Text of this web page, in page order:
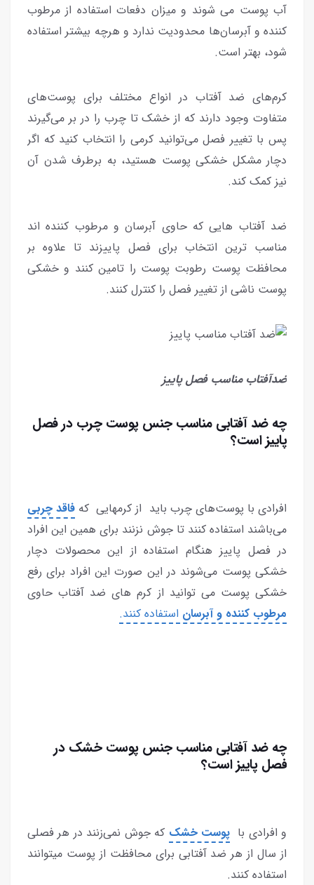
آب پوست می شوند و میزان دفعات استفاده از مرطوب
کننده و آبرسان‌ها محدودیت ندارد و هرچه بیشتر استفاده
شود، بهتر است.
کرم‌های ضد آفتاب در انواع مختلف برای پوست‌های
متفاوت وجود دارند که از خشک تا چرب را در بر می‌گیرند
پس با تغییر فصل می‌توانید کرمی را انتخاب کنید که اگر
دچار مشکل خشکی پوست هستید، به برطرف شدن آن
نیز کمک کند.
ضد آفتاب هایی که حاوی آبرسان و مرطوب کننده اند
مناسب ترین انتخاب برای فصل پاییزند تا علاوه بر
محافظت پوست رطوبت پوست را تامین کنند و خشکی
پوست ناشی از تغییر فصل را کنترل کنند.
ضدآفتاب مناسب فصل پاییز
چه ضد آفتابی مناسب جنس پوست چرب در فصل
پاییز است؟
افرادی با پوست‌های چرب باید از کرمهایی که فاقد چربی
می‌باشند استفاده کنند تا جوش نزنند برای همین این افراد
در فصل پاییز هنگام استفاده از این محصولات دچار
خشکی پوست می‌شوند در این صورت این افراد برای رفع
خشکی پوست می توانید از کرم های ضد آفتاب حاوی
مرطوب کننده و آبرسان استفاده کنند.
چه ضد آفتابی مناسب جنس پوست خشک در
فصل پاییز است؟
و افرادی با پوست خشک که جوش نمی‌زنند در هر فصلی
از سال از هر ضد آفتابی برای محافظت از پوست میتوانند
استفاده کنند.